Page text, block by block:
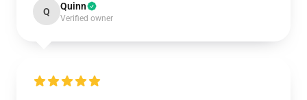
Q Quinn
Verified owner